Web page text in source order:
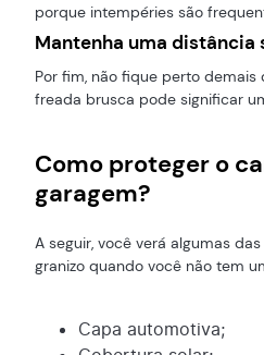
porque intempéries são
Mantenha uma distância
Por fim, não fique perto
freada brusca pode significar
Como proteger o
garagem?
A seguir, você verá algumas
granizo quando você não tem
Capa automotiva;